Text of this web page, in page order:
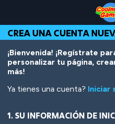
Top
of
Page
Navigation
Main
Content
Footer
contenido
principal
CREA UNA CUENTA
¡Bienvenida! ¡Regístrate
personalizar tu página,
más!
Ya tienes una cuenta? Iniciar
1. SU INFORMACIÓN DE